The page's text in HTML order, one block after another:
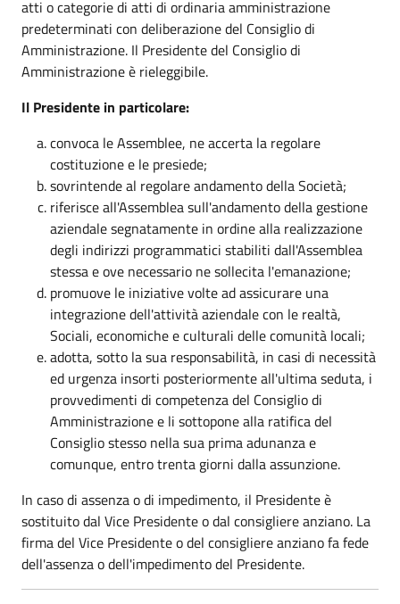
atti o categorie di atti di ordinaria amministrazione
predeterminati con deliberazione del Consiglio di
Amministrazione. Il Presidente del Consiglio di
Amministrazione è rieleggibile.
Il Presidente in particolare:
convoca le Assemblee, ne accerta la regolare
costituzione e le presiede;
sovrintende al regolare andamento della Società;
riferisce all'Assemblea sull'andamento della gestione
aziendale segnatamente in ordine alla realizzazione
degli indirizzi programmatici stabiliti dall'Assemblea
stessa e ove necessario ne sollecita l'emanazione;
promuove le iniziative volte ad assicurare una
integrazione dell'attività aziendale con le realtà,
Sociali, economiche e culturali delle comunità locali;
adotta, sotto la sua responsabilità, in casi di necessità
ed urgenza insorti posteriormente all'ultima seduta, i
provvedimenti di competenza del Consiglio di
Amministrazione e li sottopone alla ratifica del
Consiglio stesso nella sua prima adunanza e
comunque, entro trenta giorni dalla assunzione.
In caso di assenza o di impedimento, il Presidente è
sostituito dal Vice Presidente o dal consigliere anziano. La
firma del Vice Presidente o del consigliere anziano fa fede
dell'assenza o dell'impedimento del Presidente.